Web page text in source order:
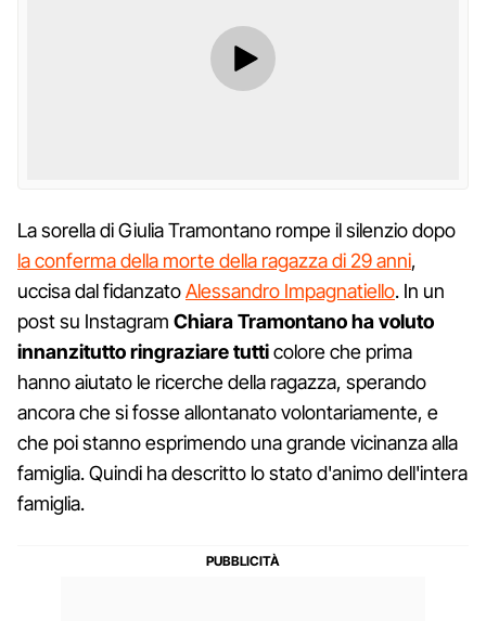
La sorella di Giulia Tramontano rompe il silenzio dopo
la conferma della morte della ragazza di 29 anni,
uccisa dal fidanzatoAlessandro Impagnatiello. In un
post su Instagram Chiara Tramontano ha voluto
innanzitutto ringraziare tutticolore che prima
hanno aiutato le ricerche della ragazza, sperando
ancora che si fosse allontanato volontariamente, e
che poi stanno esprimendo una grande vicinanza alla
famiglia. Quindi ha descritto lo stato d'animo dell'intera
famiglia.